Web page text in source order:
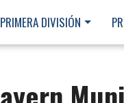
PRIMERA DIVISIÓN